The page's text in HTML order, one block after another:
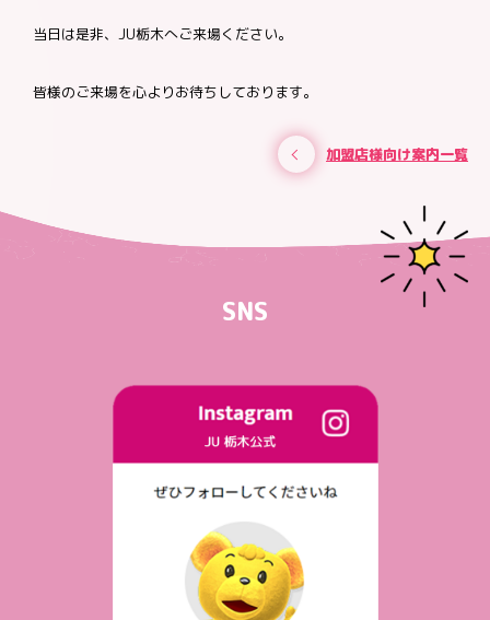
加盟店様向け案内一覧
当日は是非、JU栃木へご来場ください。
皆様のご来場を心よりお待ちしております。
SNS